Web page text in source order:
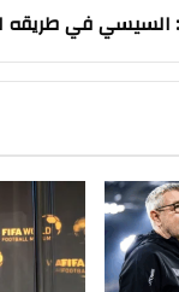
في طريقه